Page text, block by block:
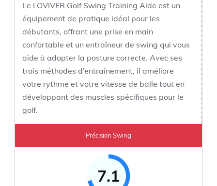
Le LOVIVER Golf Swing Training Aide est un
équipement de pratique idéal pour les
débutants, offrant une prise en main
confortable et un entraîneur de swing qui vous
aide à adopter la posture correcte. Avec ses
trois méthodes d’entraînement, il améliore
votre rythme et votre vitesse de balle tout en
développant des muscles spécifiques pour le
golf.
Précision Swing
7.1